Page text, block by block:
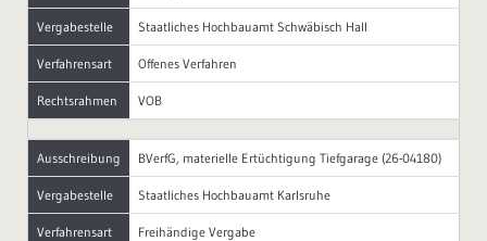
Vergabestelle Staatliches Hochbauamt Schwäbisch Hall
Verfahrensart Offenes Verfahren
Rechtsrahmen VOB
Ausschreibung BVerfG, materielle Ertüchtigung Tiefgarage (26-04180)
Vergabestelle Staatliches Hochbauamt Karlsruhe
Verfahrensart Freihändige Vergabe